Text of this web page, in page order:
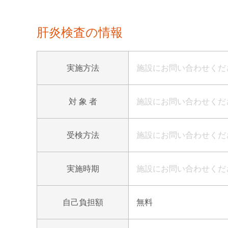
肝炎検査の情報
実施方法 施設にお問い合わせくだ
対 象 者 施設にお問い合わせくだ
受検方法 施設にお問い合わせくだ
実施時期 施設にお問い合わせくだ
自己負担額 無料